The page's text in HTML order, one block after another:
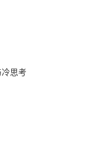
思考